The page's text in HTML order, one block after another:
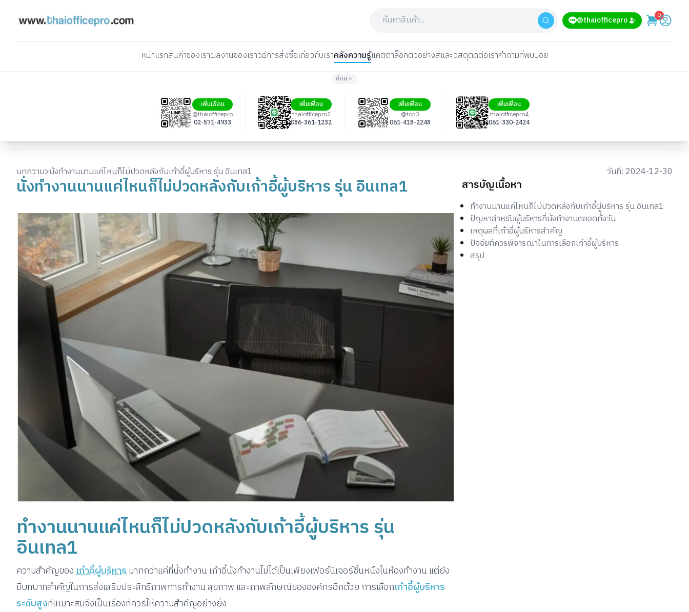
@thaiofficepro 0
หน้าแรกสินค้าของเราผลงานของเราวิธีการสั่งซื้อเกี่ยวกับเราคลังความรู้แคตตาล็อกตัวอย่างสีและวัสดุติดต่อเราคำถามที่พบบ่อย
ซ่อน
เพิ่มเพื่อน
@thaiofficepro
02-571-4933
เพิ่มเพื่อน
thaiofficepro2
086-361-1232
เพิ่มเพื่อน
@top3
061-418-2248
เพิ่มเพื่อน
thaiofficepro4
061-330-2424
บทความ>นั่งทำงานนานแค่ไหนก็ไม่ปวดหลังกับเก้าอี้ผู้บริหาร รุ่น อินเทล1 วันที่: 2024-12-30
นั่งทำงานนานแค่ไหนก็ไม่ปวดหลังกับเก้าอี้ผู้บริหาร รุ่น อินเทล1
ทำงานนานแค่ไหนก็ไม่ปวดหลังกับเก้าอี้ผู้บริหาร รุ่น
อินเทล1
ความสำคัญของเก้าอี้ผู้บริหาร มากกว่าแค่ที่นั่งทำงาน เก้าอี้นั่งทำงานไม่ได้เป็นเพียงเฟอร์นิเจอร์ชิ้นหนึ่งในห้องทำงาน แต่ยัง
มีบทบาทสำคัญในการส่งเสริมประสิทธิภาพการทำงาน สุขภาพ และภาพลักษณ์ขององค์กรอีกด้วย การเลือกเก้าอี้ผู้บริหาร
ระดับสูงที่เหมาะสมจึงเป็นเรื่องที่ควรให้ความสำคัญอย่างยิ่ง
สารบัญเนื้อหา
ทำงานนานแค่ไหนก็ไม่ปวดหลังกับเก้าอี้ผู้บริหาร รุ่น อินเทล1
ปัญหาสำหรับผู้บริหารที่นั่งทำงานตลอดทั้งวัน
เหตุผลที่เก้าอี้ผู้บริหารสำคัญ
ปัจจัยที่ควรพิจารณาในการเลือกเก้าอี้ผู้บริหาร
สรุป